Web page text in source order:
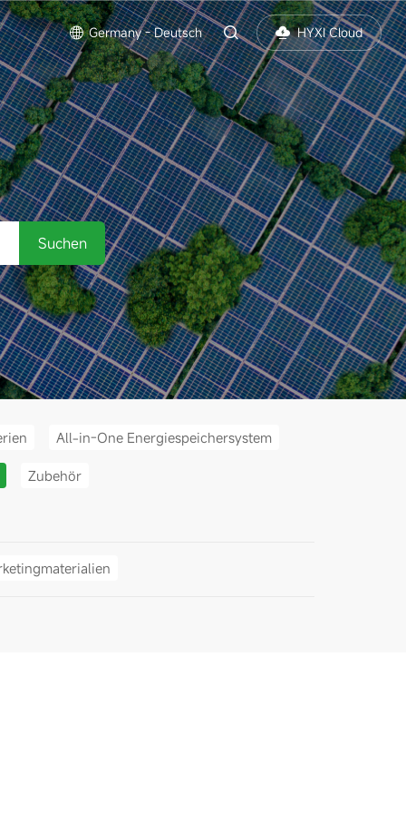
Germany - Deutsch HYXI Cloud
Suchen
All-in-One Energiespeichersystem
Zubehör